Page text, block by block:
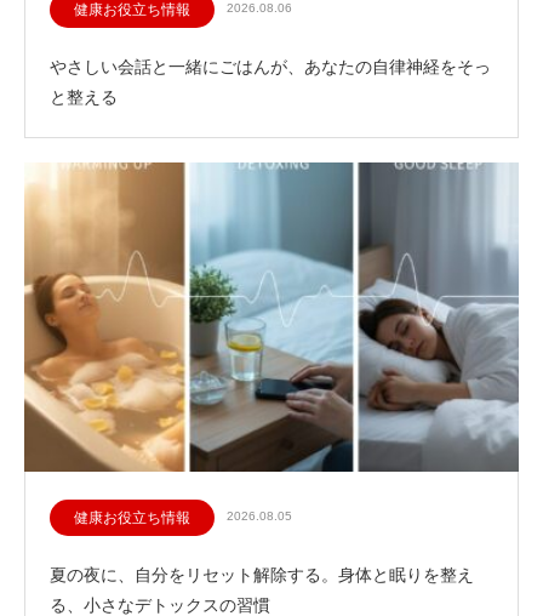
健康お役立ち情報 2026.08.06
やさしい会話と一緒にごはんが、あなたの自律神経をそっ
と整える
健康お役立ち情報 2026.08.05
夏の夜に、自分をリセット解除する。身体と眠りを整え
る、小さなデトックスの習慣